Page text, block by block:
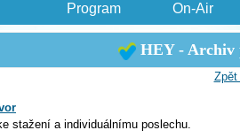
Program On-Air
HEY - Archiv
Zpět
stažení a individuálnímu poslechu.